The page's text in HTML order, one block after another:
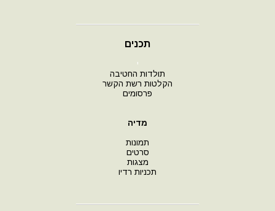
תכנים
י
תולדות החטיבה
הקלטות רשת הקשר
פרסומים
מדיה
תמונות
סרטים
מצגות
תכניות רדיו